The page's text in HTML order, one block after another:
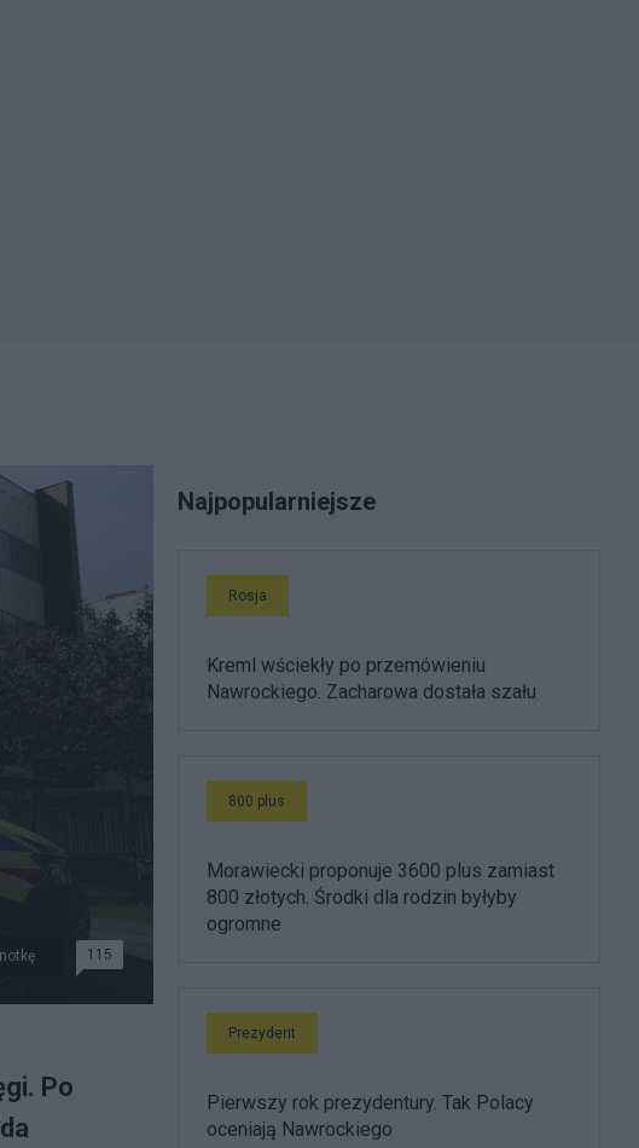
115
Po
Najpopularniejsze
Rosja
Kreml wściekły po przemówieniu
Nawrockiego. Zacharowa dostała szału
800 plus
Morawiecki proponuje 3600 plus zamiast
800 złotych. Środki dla rodzin byłyby
ogromne
Prezydent
Pierwszy rok prezydentury. Tak Polacy
oceniają Nawrockiego